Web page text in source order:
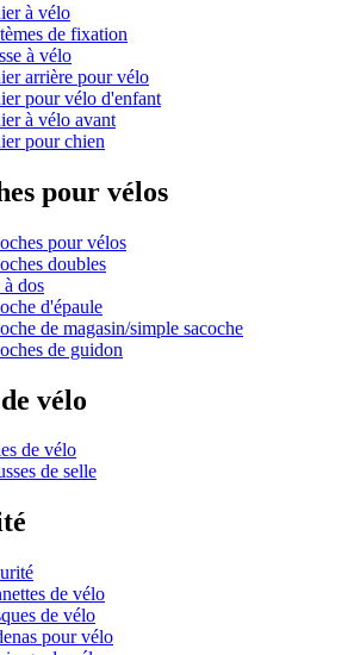
à vélo
de fixation
à vélo
arrière pour vélo
pour vélo d'enfant
à vélo avant
pour chien
pour vélos
pour vélos
doubles
à dos
d'épaule
de magasin/simple sacoche
de guidon
vélo
de vélo
de selle
de vélo
de vélo
pour vélo